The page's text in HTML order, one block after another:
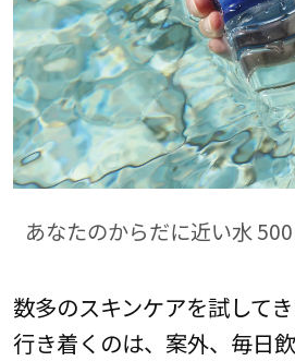
あなたのからだに近い水
数多のスキンケアを試して
行き着くのは、案外、毎日